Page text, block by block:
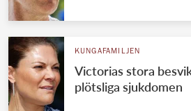
KUNGAFAMILJEN
Victorias stora
plötsliga sjukdomen